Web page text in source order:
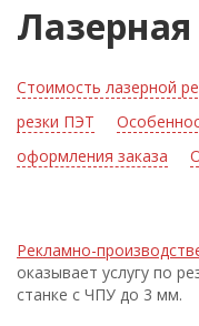
Стоимость лазерной
резки ПЭТ
оформления заказа
Рекламно-
оказывает услугу по
станке с ЧПУ до 3 мм.